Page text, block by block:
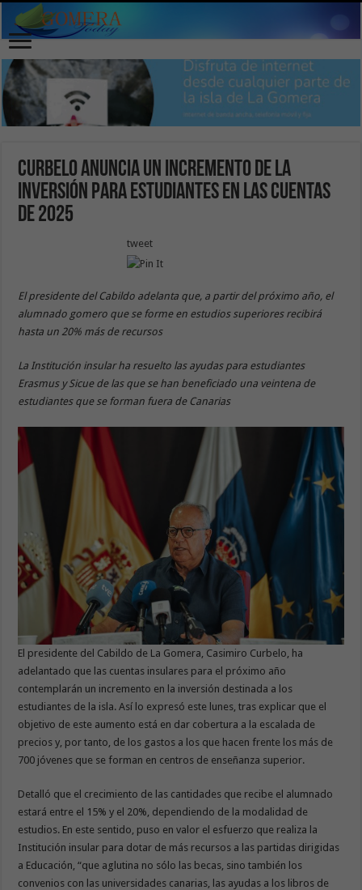
Curbelo anuncia un incremento de la
inversión para estudiantes en las cuentas
de 2025
tweet
El presidente del Cabildo adelanta que, a partir del próximo año, el
alumnado gomero que se forme en estudios superiores recibirá
hasta un 20% más de recursos
La Institución insular ha resuelto las ayudas para estudiantes
Erasmus y Sicue de las que se han beneficiado una veintena de
estudiantes que se forman fuera de Canarias
El presidente del Cabildo de La Gomera, Casimiro Curbelo, ha
adelantado que las cuentas insulares para el próximo año
contemplarán un incremento en la inversión destinada a los
estudiantes de la isla. Así lo expresó este lunes, tras explicar que el
objetivo de este aumento está en dar cobertura a la escalada de
precios y, por tanto, de los gastos a los que hacen frente los más de
700 jóvenes que se forman en centros de enseñanza superior.
Detalló que el crecimiento de las cantidades que recibe el alumnado
estará entre el 15% y el 20%, dependiendo de la modalidad de
estudios. En este sentido, puso en valor el esfuerzo que realiza la
Institución insular para dotar de más recursos a las partidas dirigidas
a Educación, “que aglutina no sólo las becas, sino también los
convenios con las universidades canarias, las ayudas a los libros de